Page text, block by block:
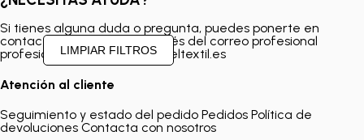
Si tienes alguna duda o pregunta, puedes ponerte en
contacto con nosotros a través del correo profesional
profesionales@elmayoristadeltextil.es
Atención al cliente
Seguimiento y estado del pedido Pedidos Política de
devoluciones Contacta con nosotros